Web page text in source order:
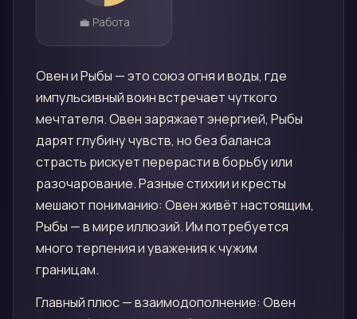
💼 Работа
Овен и Рыбы — это союз огня и воды, где
импульсивный воин встречает чуткого
мечтателя. Овен заряжает энергией, Рыбы
дарят глубину чувств, но без баланса
страсть рискует перерасти в борьбу или
разочарование. Разные стихии и кресты
мешают пониманию: Овен живёт настоящим,
Рыбы — в мире иллюзий. Им потребуется
много терпения и уважения к чужим
границам.
Главный плюс — взаимодополнение: Овен